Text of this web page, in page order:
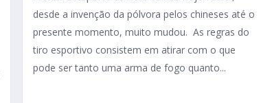
desde a invenção da pólvora pelos chineses até o
presente momento, muito mudou. As regras do
tiro esportivo consistem em atirar com o que
pode ser tanto uma arma de fogo quanto...